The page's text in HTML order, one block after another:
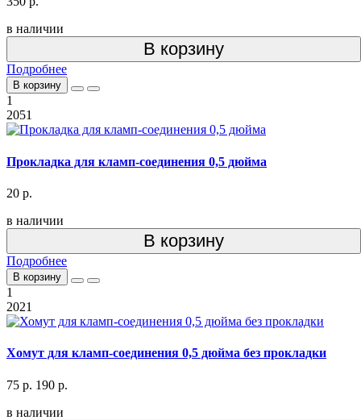
в наличии
В корзину
Подробнее
В корзину
1
2051
Прокладка для кламп-соединения 0,5 дюйма
20 р.
в наличии
В корзину
Подробнее
В корзину
1
2021
Хомут для кламп-соединения 0,5 дюйма без прокладки
75 р. 190 р.
в наличии